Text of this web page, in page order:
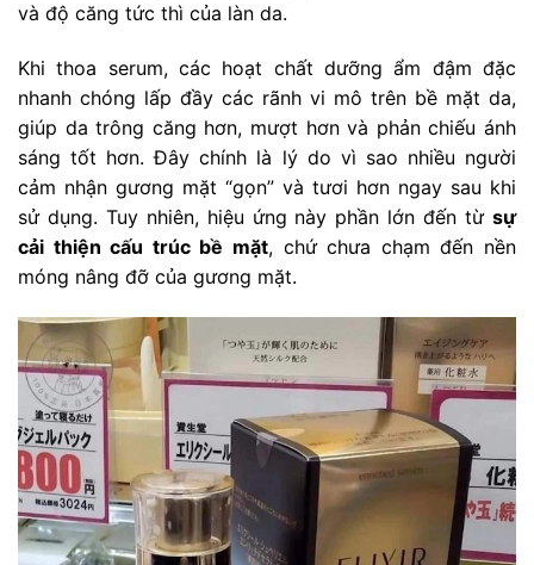
và độ căng tức thì của làn da.
Khi thoa serum, các hoạt chất dưỡng ẩm đậm đặc
nhanh chóng lấp đầy các rãnh vi mô trên bề mặt da,
giúp da trông căng hơn, mượt hơn và phản chiếu ánh
sáng tốt hơn. Đây chính là lý do vì sao nhiều người
cảm nhận gương mặt “gọn” và tươi hơn ngay sau khi
sử dụng. Tuy nhiên, hiệu ứng này phần lớn đến từ sự
cải thiện cấu trúc bề mặt, chứ chưa chạm đến nền
móng nâng đỡ của gương mặt.